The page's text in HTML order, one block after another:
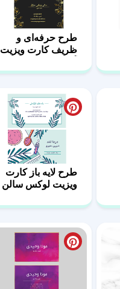
طرح حرفه‌ای و
ظریف کارت ویزیت
طرح لایه باز کارت
ویزیت لوکس سالن